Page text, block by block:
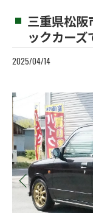
三重県松阪
ックカーズ
2025/04/14